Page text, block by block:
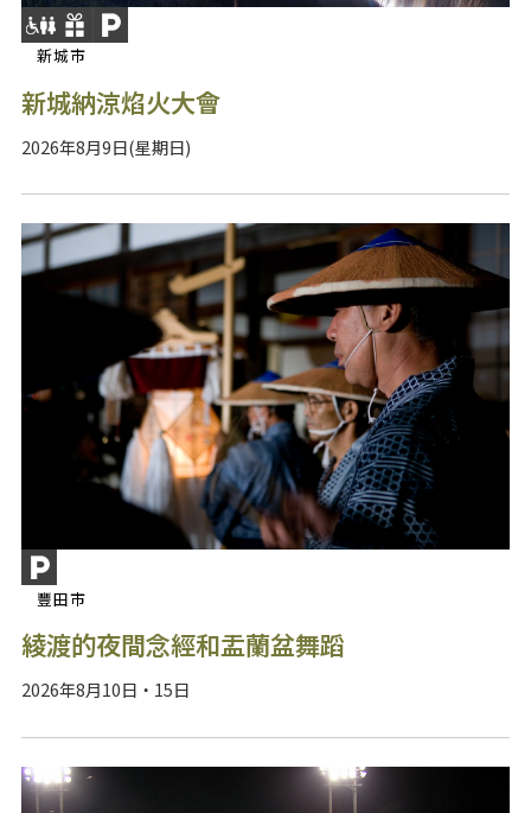
新城市
新城納涼焰火大會
2026年8月9日(星期日)
豐田市
綾渡的夜間念經和盂蘭盆舞蹈
2026年8月10日・15日